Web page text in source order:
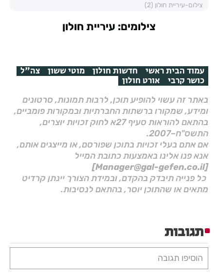
צילום-עיריית חולון (2)
צילומים: עיריית חולון
עמוד הבית ראשי חדשות חולון מוטי ששון צה"ל
כושר קרבי אורט חולון
באתר זה עשוי להופיע תוכן, לרבות תמונות, סרטונים
ומידע, שמקורו ברשתות החברתיות ובמקורות פומביים,
בהתאם להוראות סעיף 27א לחוק זכויות יוצרים,
התשס"ח–2007.
אם אתם בעלי זכויות בתוכן שפורסם, או מייצגים אותם,
אנא פנו אלינו באמצעות כתובת המייל
[Manager@gal-gefen.co.il]
כל פנייה תיבדק בהקדם, ובמידת הצורך יינתן קרדיט
מתאים או שהתוכן יוסר, בהתאם לנסיבות.
תגובות
הוסיפו תגובה